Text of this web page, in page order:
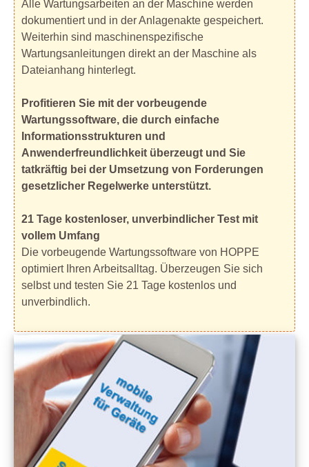
Alle Wartungsarbeiten an der Maschine werden
dokumentiert und in der Anlagenakte gespeichert.
Weiterhin sind maschinenspezifische
Wartungsanleitungen direkt an der Maschine als
Dateianhang hinterlegt.
Profitieren Sie mit der vorbeugende
Wartungssoftware, die durch einfache
Informationsstrukturen und
Anwenderfreundlichkeit überzeugt und Sie
tatkräftig bei der Umsetzung von Forderungen
gesetzlicher Regelwerke unterstützt.
21 Tage kostenloser, unverbindlicher Test mit
vollem Umfang
Die vorbeugende Wartungssoftware von HOPPE
optimiert Ihren Arbeitsalltag. Überzeugen Sie sich
selbst und testen Sie 21 Tage kostenlos und
unverbindlich.